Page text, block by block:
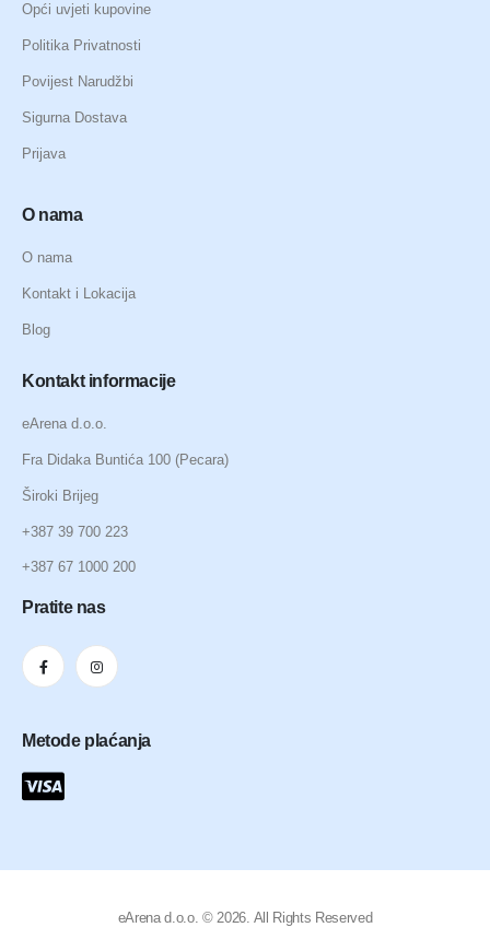
Opći uvjeti kupovine
Politika Privatnosti
Povijest Narudžbi
Sigurna Dostava
Prijava
O nama
O nama
Kontakt i Lokacija
Blog
Kontakt informacije
eArena d.o.o.
Fra Didaka Buntića 100 (Pecara)
Široki Brijeg
+387 39 700 223
+387 67 1000 200
Pratite nas
Metode plaćanja
eArena d.o.o. © 2026. All Rights Reserved